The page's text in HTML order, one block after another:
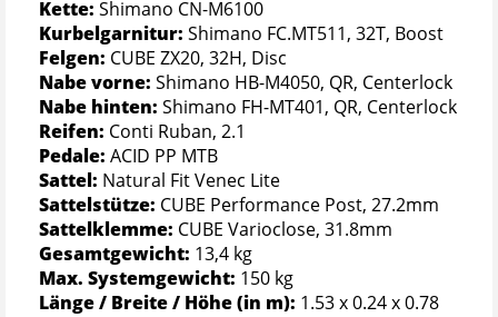
Kette: Shimano CN-M6100
Kurbelgarnitur: Shimano FC.MT511, 32T, Boost
Felgen: CUBE ZX20, 32H, Disc
Nabe vorne: Shimano HB-M4050, QR, Centerlock
Nabe hinten: Shimano FH-MT401, QR, Centerlock
Reifen: Conti Ruban, 2.1
Pedale: ACID PP MTB
Sattel: Natural Fit Venec Lite
Sattelstütze: CUBE Performance Post, 27.2mm
Sattelklemme: CUBE Varioclose, 31.8mm
Gesamtgewicht: 13,4 kg
Max. Systemgewicht: 150 kg
Länge / Breite / Höhe (in m): 1.53 x 0.24 x 0.78